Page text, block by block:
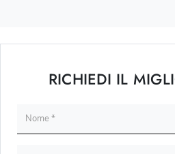
RICHIEDI IL